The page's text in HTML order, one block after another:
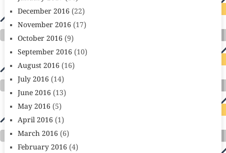
December 2016 (22)
November 2016 (17)
October 2016 (9)
September 2016 (10)
August 2016 (16)
July 2016 (14)
June 2016 (13)
May 2016 (5)
April 2016 (1)
March 2016 (6)
February 2016 (4)